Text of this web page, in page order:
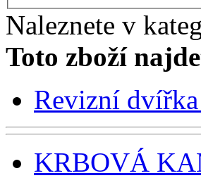
Naleznete v
Toto zboží
Revizní
KRBOVÁ